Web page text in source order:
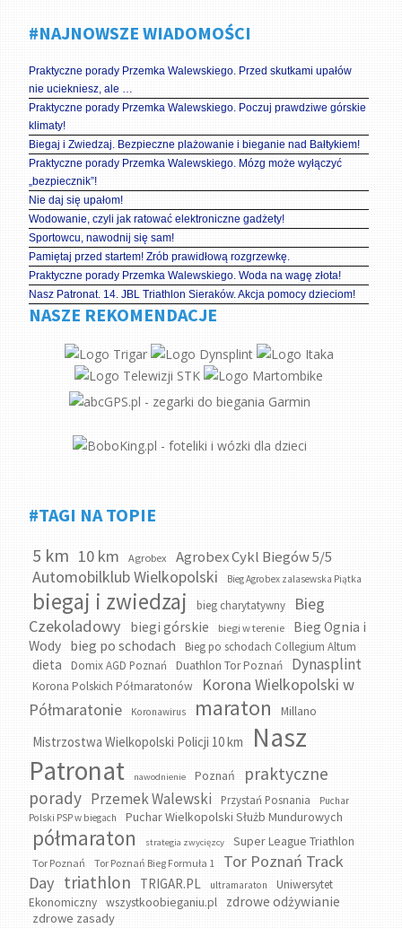
#NAJNOWSZE WIADOMOŚCI
Praktyczne porady Przemka Walewskiego. Przed skutkami upałów
nie uciekniesz, ale …
Praktyczne porady Przemka Walewskiego. Poczuj prawdziwe górskie
klimaty!
Biegaj i Zwiedzaj. Bezpieczne plażowanie i bieganie nad Bałtykiem!
Praktyczne porady Przemka Walewskiego. Mózg może wyłączyć
„bezpiecznik”!
Nie daj się upałom!
Wodowanie, czyli jak ratować elektroniczne gadżety!
Sportowcu, nawodnij się sam!
Pamiętaj przed startem! Zrób prawidłową rozgrzewkę.
Praktyczne porady Przemka Walewskiego. Woda na wagę złota!
Nasz Patronat. 14. JBL Triathlon Sieraków. Akcja pomocy dzieciom!
NASZE REKOMENDACJE
#TAGI NA TOPIE
5 km 10 km Agrobex Agrobex Cykl Biegów 5/5
Automobilklub Wielkopolski Bieg Agrobex zalasewska Piątka
biegaj i zwiedzaj bieg charytatywny
Bieg
Czekoladowy
biegi górskie biegi w terenie
Bieg Ognia i
Wody bieg po schodach Bieg po schodach Collegium Altum
dieta Domix AGD Poznań Duathlon Tor Poznań Dynasplint
Korona Polskich Półmaratonów
Korona Wielkopolski w
Półmaratonie
Koronawirus maraton Millano
Mistrzostwa Wielkopolski Policji 10 km
Nasz
Patronat
nawodnienie Poznań
praktyczne
porady Przemek Walewski Przystań Posnania
Puchar
Polski PSP w biegach
Puchar Wielkopolski Służb Mundurowych
półmaraton strategia zwycięzcy Super League Triathlon
Tor Poznań Tor Poznań Bieg Formuła 1
Tor Poznań Track
Day triathlon TRIGAR.PL ultramaraton
Uniwersytet
Ekonomiczny
wszystkoobieganiu.pl zdrowe odżywianie
zdrowe zasady